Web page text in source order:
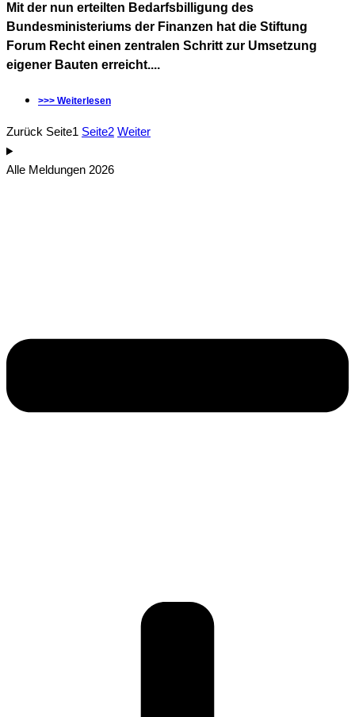
Mit der nun erteilten Bedarfsbilligung des
Bundesministeriums der Finanzen hat die Stiftung
Forum Recht einen zentralen Schritt zur Umsetzung
eigener Bauten erreicht....
>>> Weiterlesen
Zurück Seite1 Seite2 Weiter
Alle Meldungen 2026